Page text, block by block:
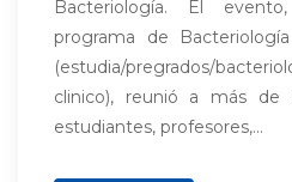
Bacteriología. El
programa de
(estudia/pregrados/
clinico), reunió a más de
estudiantes, profesores,...